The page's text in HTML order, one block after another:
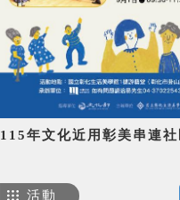
115年文化近用彰美串連社
活動